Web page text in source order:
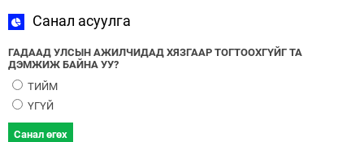
Санал асуулга
ГАДААД УЛСЫН АЖИЛЧИДАД ХЯЗГААР ТОГТООХГҮЙГ ТА
ДЭМЖИЖ БАЙНА УУ?
ТИЙМ
ҮГҮЙ
Санал өгөх